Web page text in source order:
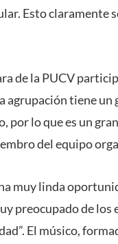
Esto claramente
de la PUCV
agrupación tiene
por lo que es un
del equipo
muy linda
preocupado de los
El músico,